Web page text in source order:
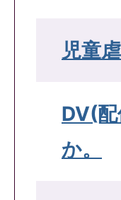
児童
DV(
か。